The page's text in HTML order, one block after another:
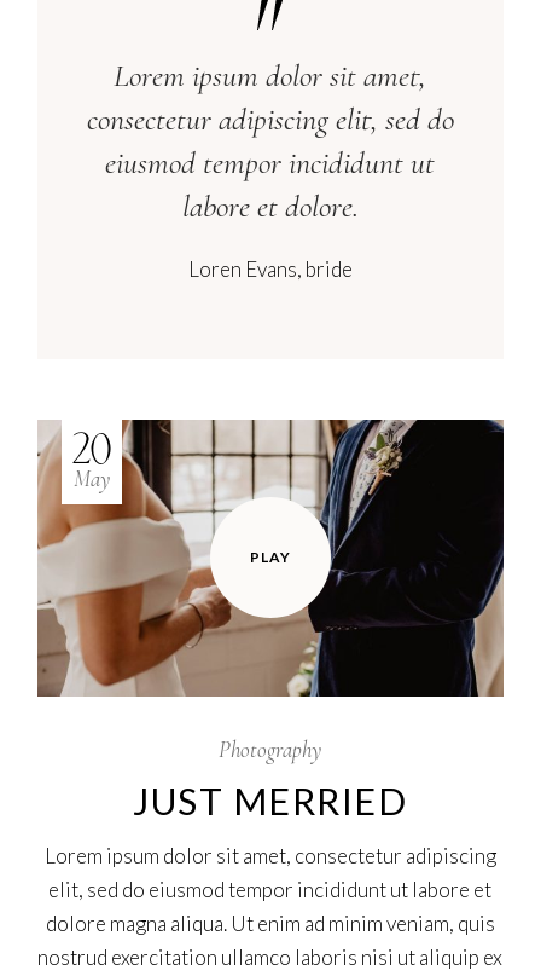
Lorem ipsum dolor sit amet,
consectetur adipiscing elit, sed do
eiusmod tempor incididunt ut
labore et dolore.
Loren Evans, bride
PLAY
20
May
Photography
JUST MERRIED
Lorem ipsum dolor sit amet, consectetur adipiscing
elit, sed do eiusmod tempor incididunt ut labore et
dolore magna aliqua. Ut enim ad minim veniam, quis
nostrud exercitation ullamco laboris nisi ut aliquip ex